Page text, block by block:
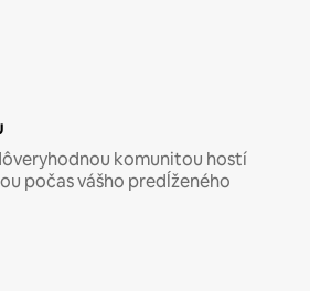
komunitou hostí
počas vášho predĺženého